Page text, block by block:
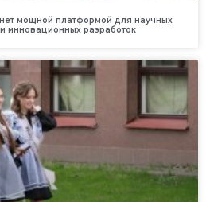
мощной платформой для научных
инновационных разработок